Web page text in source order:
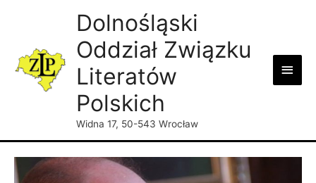
Dolnośląski
Oddział Związku
Literatów
Polskich
Widna 17, 50-543 Wrocław
Main